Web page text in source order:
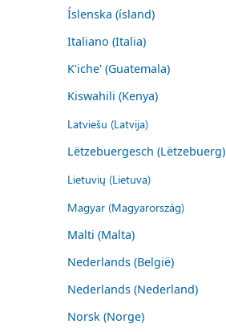
Íslenska (ísland)
Italiano (Italia)
K'iche' (Guatemala)
Kiswahili (Kenya)
Latviešu (Latvija)
Lëtzebuergesch (Lëtzebuerg)
Lietuvių (Lietuva)
Magyar (Magyarország)
Malti (Malta)
Nederlands (België)
Nederlands (Nederland)
Norsk (Norge)